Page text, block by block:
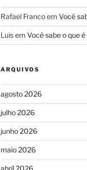
Rafael Francoem Você
Luisem Você sabe o que
ARQUIVOS
agosto 2026
julho 2026
junho 2026
maio 2026